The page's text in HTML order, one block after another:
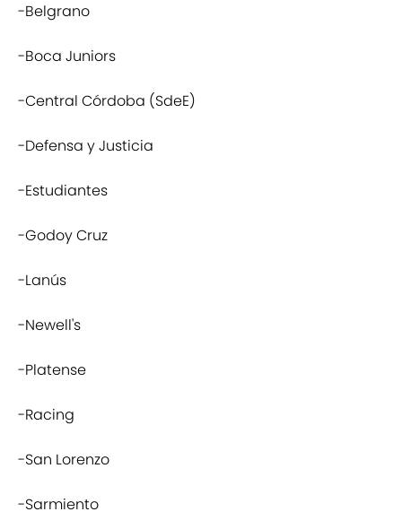
-Belgrano
-Boca Juniors
-Central Córdoba (SdeE)
-Defensa y Justicia
-Estudiantes
-Godoy Cruz
-Lanús
-Newell's
-Platense
-Racing
-San Lorenzo
-Sarmiento